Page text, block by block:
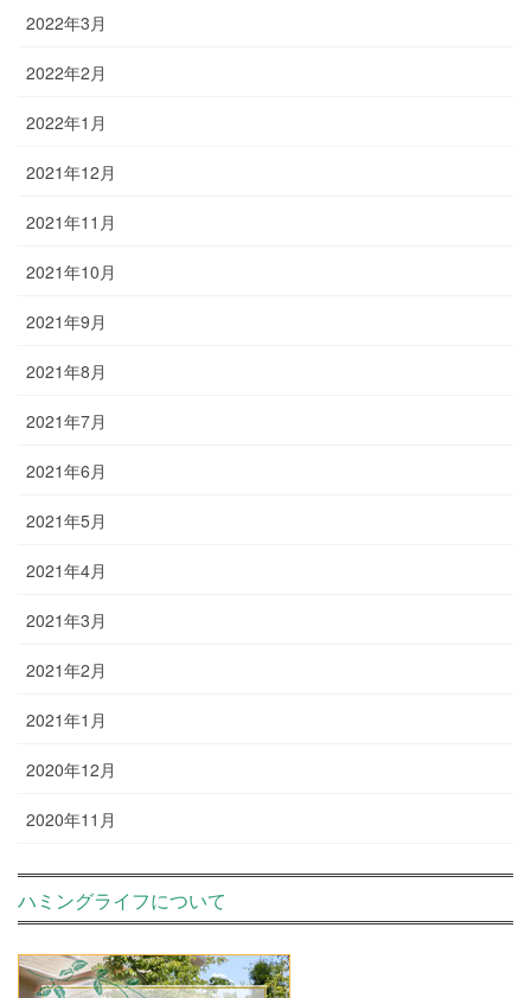
2022年3月
2022年2月
2022年1月
2021年12月
2021年11月
2021年10月
2021年9月
2021年8月
2021年7月
2021年6月
2021年5月
2021年4月
2021年3月
2021年2月
2021年1月
2020年12月
2020年11月
ハミングライフについて